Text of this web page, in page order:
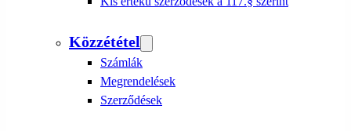
Közzététel
Számlák
Megrendelések
Szerződések